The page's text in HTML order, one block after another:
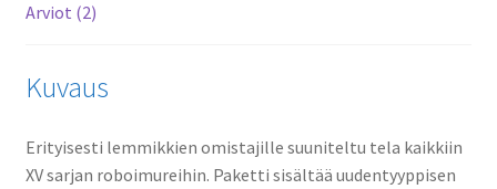
Arviot (2)
Kuvaus
Erityisesti lemmikkien omistajille suuniteltu tela kaikkiin
XV sarjan roboimureihin. Paketti sisältää uudentyyppisen